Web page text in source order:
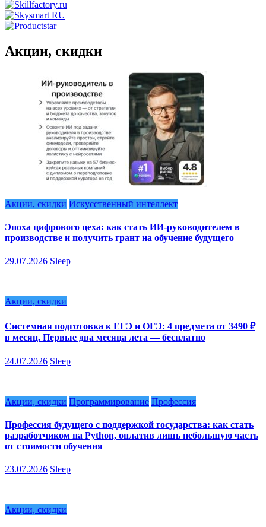
Акции, скидки
Акции, скидки Искусственный интеллект
Эпоха цифрового цеха: как стать ИИ-руководителем в
производстве и получить грант на обучение будущего
29.07.2026 Sleep
Акции, скидки
Системная подготовка к ЕГЭ и ОГЭ: 4 предмета от 3490 ₽
в месяц. Первые два месяца лета — бесплатно
24.07.2026 Sleep
Акции, скидки Программирование Профессия
Профессия будущего с поддержкой государства: как стать
разработчиком на Python, оплатив лишь небольшую часть
от стоимости обучения
23.07.2026 Sleep
Акции, скидки